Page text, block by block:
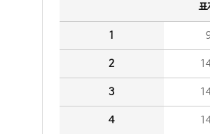
표
1
2
3
4